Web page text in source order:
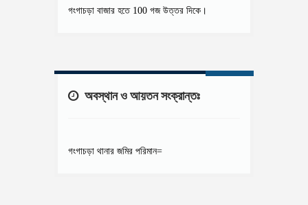
গংগাচড়া বাজার হতে 100 গজ উত্তর দিকে।
অবস্থান ও আয়তন সংক্রান্তঃ
গংগাচড়া থানার জমির পরিমান=